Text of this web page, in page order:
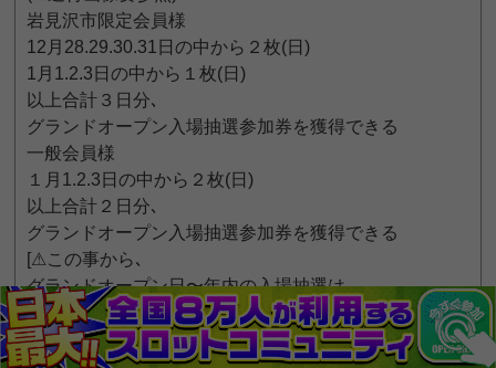
岩見沢市限定会員様
12月28.29.30.31日の中から２枚(日)
1月1.2.3日の中から１枚(日)
以上合計３日分､
グランドオープン入場抽選参加券を獲得できる
一般会員様
１月1.2.3日の中から２枚(日)
以上合計２日分､
グランドオープン入場抽選参加券を獲得できる
[⚠この事から､
グランドオープン日〜年内の入場抽選は
岩見沢市限定会員様のみ受けれることになります｡
ご注意ください｡]